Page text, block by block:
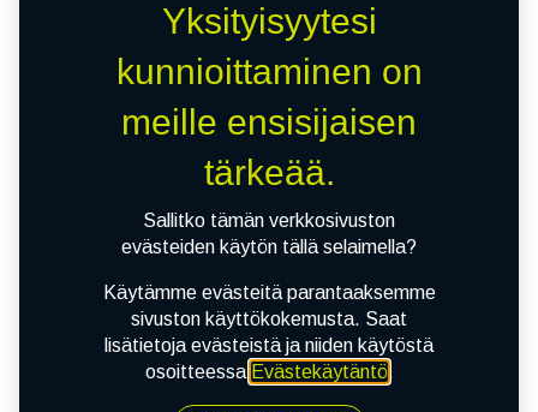
Yksityisyytesi
kunnioittaminen on
meille ensisijaisen
tärkeää.
Sallitko tämän verkkosivuston
evästeiden käytön tällä selaimella?
Käytämme evästeitä parantaaksemme
sivuston käyttökokemusta. Saat
lisätietoja evästeistä ja niiden käytöstä
osoitteessa Evästekäytäntö.